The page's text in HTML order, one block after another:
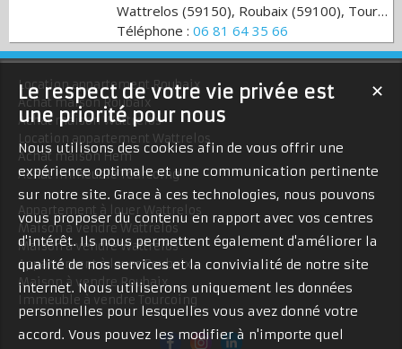
Wattrelos (59150), Roubaix (59100), Tourcoing (59200), Leers (59115), Wasquehal (59290)
Téléphone : 06 81 64 35 66
shimmobilier@orange.fr
Location appartement Roubaix
Achat maison Roubaix
Achat maison Wattrelos
Location appartement Wattrelos
Achat maison Hem
Achat immeuble Tourcoing
Appartement à louer Wattrelos
Maison à vendre Wattrelos
Maison à vendre Wattrelos
Appartement à louer Roubaix
Maison à vendre Roubaix
Immeuble à vendre Tourcoing
✕
Le respect de votre vie privée est
une priorité pour nous
Nous utilisons des cookies afin de vous offrir une
expérience optimale et une communication pertinente
sur notre site. Grace à ces technologies, nous pouvons
vous proposer du contenu en rapport avec vos centres
d'intérêt. Ils nous permettent également d'améliorer la
qualité de nos services et la convivialité de notre site
internet. Nous utiliserons uniquement les données
personnelles pour lesquelles vous avez donné votre
accord. Vous pouvez les modifier à n'importe quel